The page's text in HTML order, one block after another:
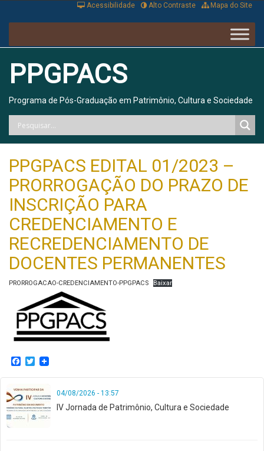
Mapa do Site
Alto Contraste
Acessibilidade
PPGPACS
Programa de Pós-Graduação em Patrimônio, Cultura e Sociedade
PPGPACS EDITAL 01/2023 –
PRORROGAÇÃO DO PRAZO DE
INSCRIÇÃO PARA
CREDENCIAMENTO E
RECREDENCIAMENTO DE
DOCENTES PERMANENTES
PRORROGACAO-CREDENCIAMENTO-PPGPACS Baixar
Facebook
Twitter
04/08/2026 - 13:57
IV Jornada de Patrimônio, Cultura e Sociedade